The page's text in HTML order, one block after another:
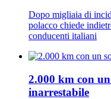
Dopo migliaia di
polacco chiede
conducenti italiani
2.000 km con
inarrestabile